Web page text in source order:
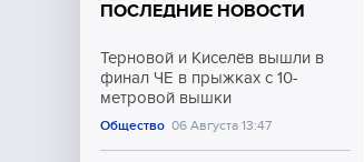
Ближний Восток
Общество
ПОСЛЕДНИЕ НОВОСТИ
Терновой и Киселёв вышли в
финал ЧЕ в прыжках с 10-
метровой вышки
Общество 06 Августа 13:47